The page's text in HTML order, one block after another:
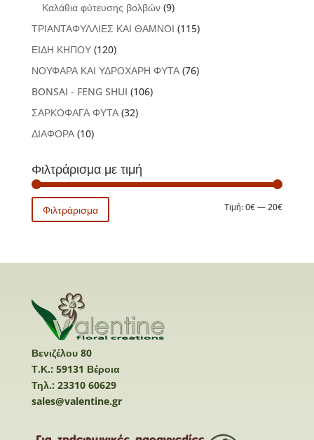
Καλάθια φύτευσης βολβών (9)
ΤΡΙΑΝΤΑΦΥΛΛΙΕΣ ΚΑΙ ΘΑΜΝΟΙ (115)
ΕΙΔΗ ΚΗΠΟΥ (120)
ΝΟΥΦΑΡΑ ΚΑΙ ΥΔΡΟΧΑΡΗ ΦΥΤΑ (76)
BONSAI - FENG SHUI (106)
ΣΑΡΚΟΦΑΓΑ ΦΥΤΑ (32)
ΔΙΑΦΟΡΑ (10)
Φιλτράρισμα με τιμή
Μέγιστη
Φιλτράρισμα Τιμή:0€—20€
Βενιζέλου 80
Τ.Κ.: 59131 Βέροια
Τηλ.: 23310 60629
sales@valentine.gr